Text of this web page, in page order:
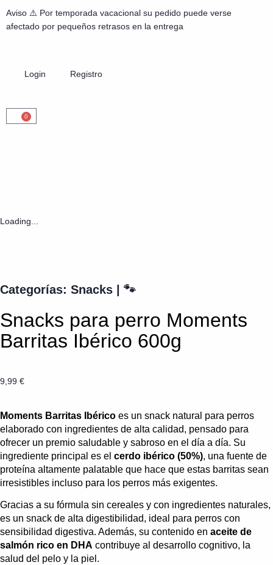
Aviso ⚠️ Por temporada vacacional su pedido puede verse
afectado por pequeños retrasos en la entrega
Login Registro
0
Loading...
Categorías: Snacks 🐾
Snacks para perro Moments
Barritas Ibérico 600g
9,99 €
Moments Barritas Ibérico es un snack natural para perros
elaborado con ingredientes de alta calidad, pensado para
ofrecer un premio saludable y sabroso en el día a día. Su
ingrediente principal es el cerdo ibérico (50%), una fuente de
proteína altamente palatable que hace que estas barritas sean
irresistibles incluso para los perros más exigentes.
Gracias a su fórmula sin cereales y con ingredientes naturales,
es un snack de alta digestibilidad, ideal para perros con
sensibilidad digestiva. Además, su contenido en aceite de
salmón rico en DHA contribuye al desarrollo cognitivo, la
salud del pelo y la piel.